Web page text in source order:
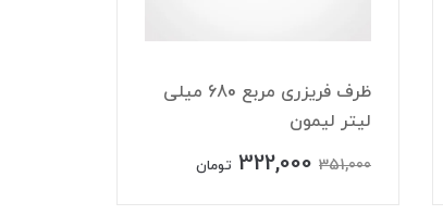
ظرف فریزری مربع 680 میلی
لیتر لیمون
351,000
322,000 تومان